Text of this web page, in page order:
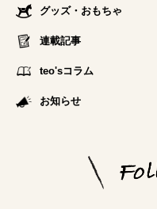
グッズ・おもちゃ
連載記事
teo'sコラム
お知らせ